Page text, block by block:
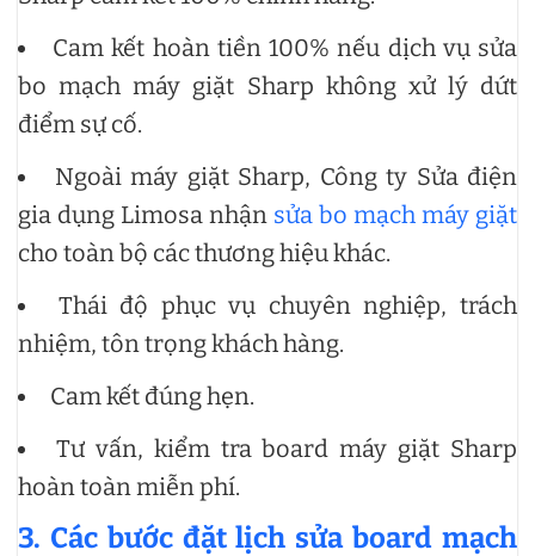
Cam kết hoàn tiền 100% nếu dịch vụ sửa
bo mạch máy giặt Sharp không xử lý dứt
điểm sự cố.
Ngoài máy giặt Sharp, Công ty Sửa điện
gia dụng Limosa nhận sửa bo mạch máy giặt
cho toàn bộ các thương hiệu khác.
Thái độ phục vụ chuyên nghiệp, trách
nhiệm, tôn trọng khách hàng.
Cam kết đúng hẹn.
Tư vấn, kiểm tra board máy giặt Sharp
hoàn toàn miễn phí.
3. Các bước đặt lịch sửa board mạch